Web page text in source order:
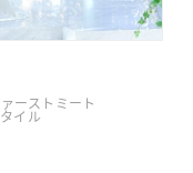
ーストミート
イル